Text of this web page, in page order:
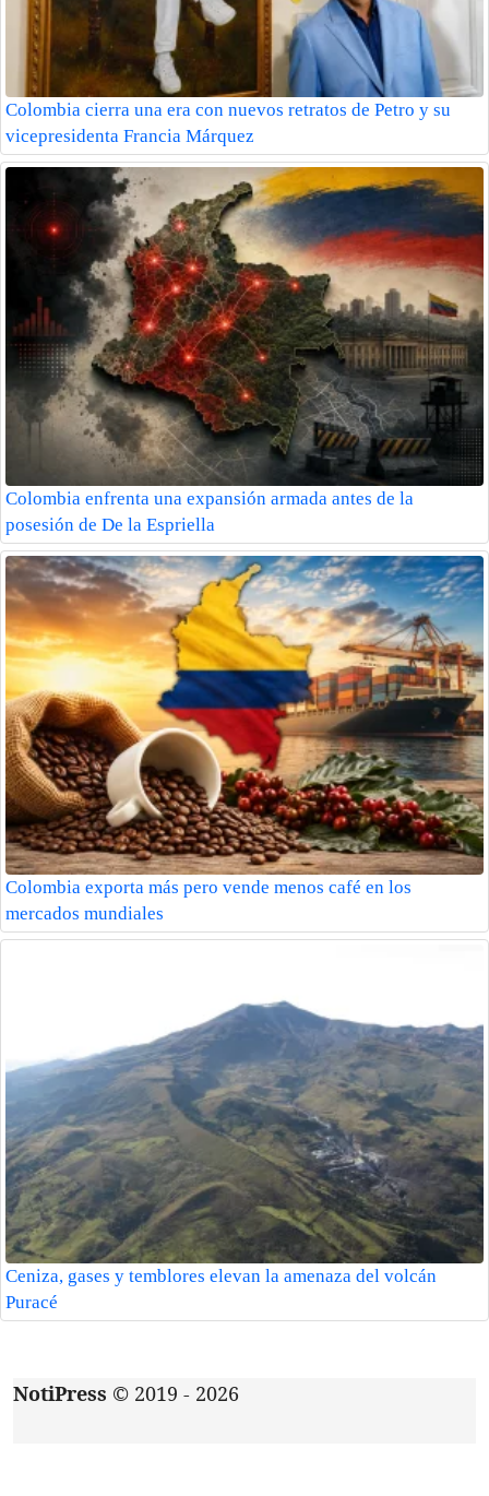
Colombia cierra una era con nuevos retratos de Petro y su
vicepresidenta Francia Márquez
Colombia enfrenta una expansión armada antes de la
posesión de De la Espriella
Colombia exporta más pero vende menos café en los
mercados mundiales
Ceniza, gases y temblores elevan la amenaza del volcán
Puracé
NotiPress © 2019 - 2026